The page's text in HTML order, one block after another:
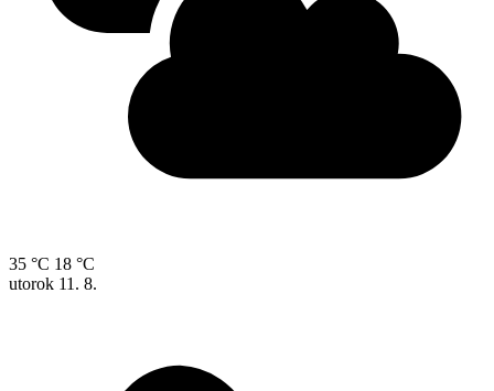
35 °C 18 °C
utorok 11. 8.